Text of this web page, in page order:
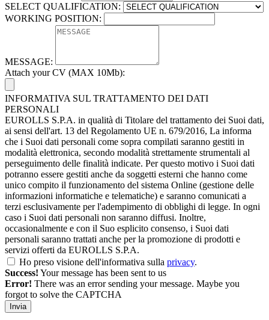
SELECT QUALIFICATION:
WORKING POSITION:
MESSAGE:
Attach your CV (MAX 10Mb):
INFORMATIVA SUL TRATTAMENTO DEI DATI
PERSONALI
EUROLLS S.P.A. in qualità di Titolare del trattamento dei Suoi dati,
ai sensi dell'art. 13 del Regolamento UE n. 679/2016, La informa
che i Suoi dati personali come sopra compilati saranno gestiti in
modalità elettronica, secondo modalità strettamente strumentali al
perseguimento delle finalità indicate. Per questo motivo i Suoi dati
potranno essere gestiti anche da soggetti esterni che hanno come
unico compito il funzionamento del sistema Online (gestione delle
informazioni informatiche e telematiche) e saranno comunicati a
terzi esclusivamente per l'adempimento di obblighi di legge. In ogni
caso i Suoi dati personali non saranno diffusi. Inoltre,
occasionalmente e con il Suo esplicito consenso, i Suoi dati
personali saranno trattati anche per la promozione di prodotti e
servizi offerti da EUROLLS S.P.A.
Ho preso visione dell'informativa sulla privacy.
Success! Your message has been sent to us
Error! There was an error sending your message. Maybe you
forgot to solve the CAPTCHA